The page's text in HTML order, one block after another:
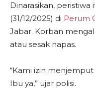
Dinarasikan,
(31/12/2025) di Perum
Jabar. Korban
atau sesak napas.
“Kami izin menjemput
Ibu ya,” ujar polisi.